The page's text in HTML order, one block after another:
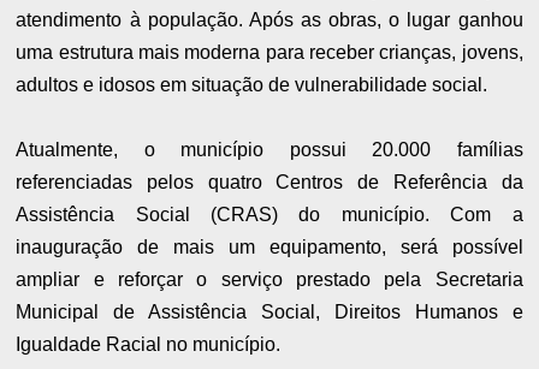
atendimento à população. Após as obras, o lugar ganhou
uma estrutura mais moderna para receber crianças, jovens,
adultos e idosos em situação de vulnerabilidade social.
Atualmente, o município possui 20.000 famílias
referenciadas pelos quatro Centros de Referência da
Assistência Social (CRAS) do município. Com a
inauguração de mais um equipamento, será possível
ampliar e reforçar o serviço prestado pela Secretaria
Municipal de Assistência Social, Direitos Humanos e
Igualdade Racial no município.